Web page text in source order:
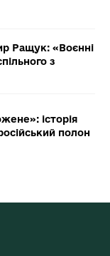
Ращук: «Воєнні
з
історія
полон